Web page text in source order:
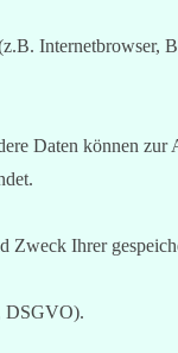
Internetbrowser,
Daten können zur
Ihrer
DSGVO).